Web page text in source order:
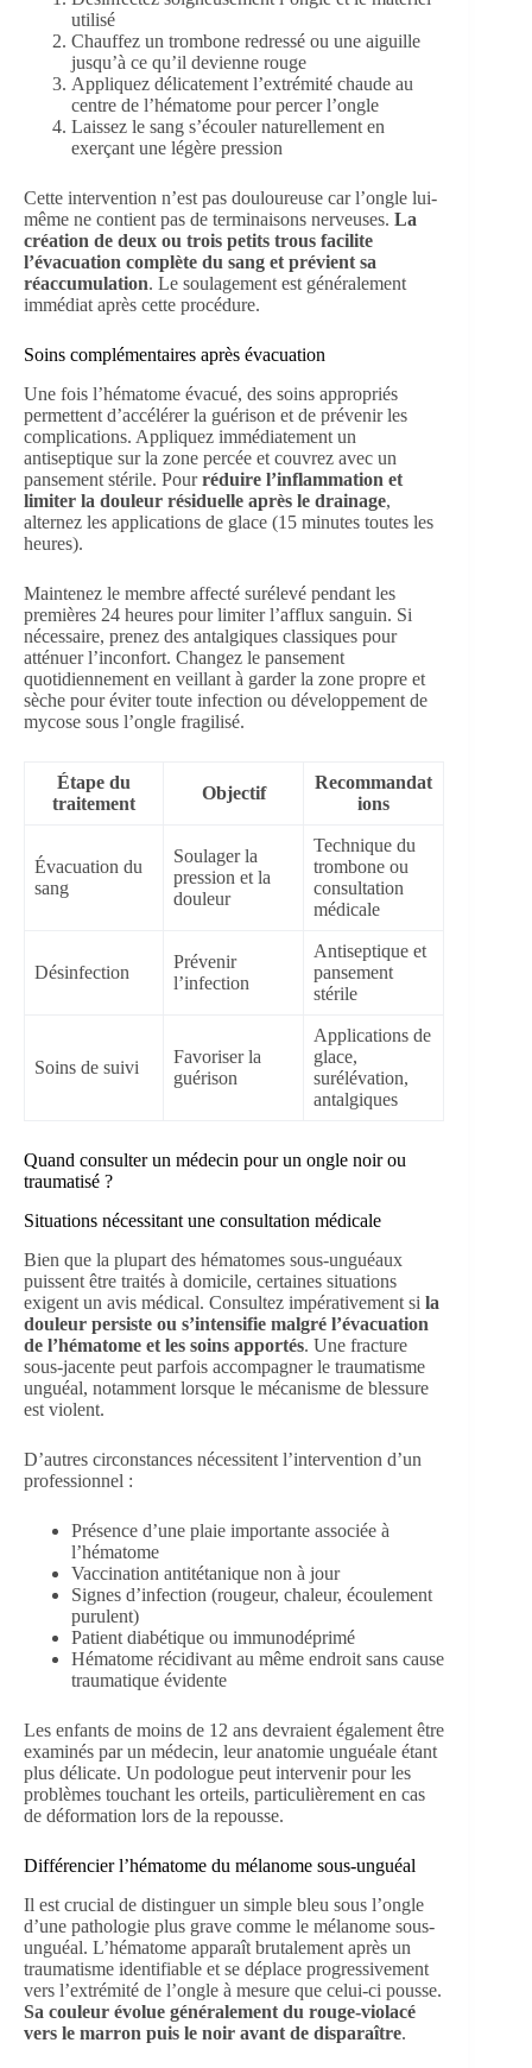
utilisé
Chauffez un trombone redressé ou une aiguille
jusqu’à ce qu’il devienne rouge
Appliquez délicatement l’extrémité chaude au
centre de l’hématome pour percer l’ongle
Laissez le sang s’écouler naturellement en
exerçant une légère pression
Cette intervention n’est pas douloureuse car l’ongle lui-
même ne contient pas de terminaisons nerveuses. La
création de deux ou trois petits trous facilite
l’évacuation complète du sang et prévient sa
réaccumulation. Le soulagement est généralement
immédiat après cette procédure.
Soins complémentaires après évacuation
Une fois l’hématome évacué, des soins appropriés
permettent d’accélérer la guérison et de prévenir les
complications. Appliquez immédiatement un
antiseptique sur la zone percée et couvrez avec un
pansement stérile. Pourréduire l’inflammation et
limiter la douleur résiduelle après le drainage,
alternez les applications de glace (15 minutes toutes les
heures).
Maintenez le membre affecté surélevé pendant les
premières 24 heures pour limiter l’afflux sanguin. Si
nécessaire, prenez des antalgiques classiques pour
atténuer l’inconfort. Changez le pansement
quotidiennement en veillant à garder la zone propre et
sèche pour éviter toute infection ou développement de
mycose sous l’ongle fragilisé.
Étape du
traitement
Objectif
Recommandat
ions
Évacuation du
sang
Soulager la
pression et la
douleur
Technique du
trombone ou
consultation
médicale
Désinfection
Prévenir
l’infection
Antiseptique et
pansement
stérile
Soins de suivi
Favoriser la
guérison
Applications de
glace,
surélévation,
antalgiques
Quand consulter un médecin pour un ongle noir ou
traumatisé ?
Situations nécessitant une consultation médicale
Bien que la plupart des hématomes sous-unguéaux
puissent être traités à domicile, certaines situations
exigent un avis médical. Consultez impérativement si la
douleur persiste ou s’intensifie malgré l’évacuation
de l’hématome et les soins apportés. Une fracture
sous-jacente peut parfois accompagner le traumatisme
unguéal, notamment lorsque le mécanisme de blessure
est violent.
D’autres circonstances nécessitent l’intervention d’un
professionnel :
Présence d’une plaie importante associée à
l’hématome
Vaccination antitétanique non à jour
Signes d’infection (rougeur, chaleur, écoulement
purulent)
Patient diabétique ou immunodéprimé
Hématome récidivant au même endroit sans cause
traumatique évidente
Les enfants de moins de 12 ans devraient également être
examinés par un médecin, leur anatomie unguéale étant
plus délicate. Un podologue peut intervenir pour les
problèmes touchant les orteils, particulièrement en cas
de déformation lors de la repousse.
Différencier l’hématome du mélanome sous-unguéal
Il est crucial de distinguer un simple bleu sous l’ongle
d’une pathologie plus grave comme le mélanome sous-
unguéal. L’hématome apparaît brutalement après un
traumatisme identifiable et se déplace progressivement
vers l’extrémité de l’ongle à mesure que celui-ci pousse.
Sa couleur évolue généralement du rouge-violacé
vers le marron puis le noir avant de disparaître.